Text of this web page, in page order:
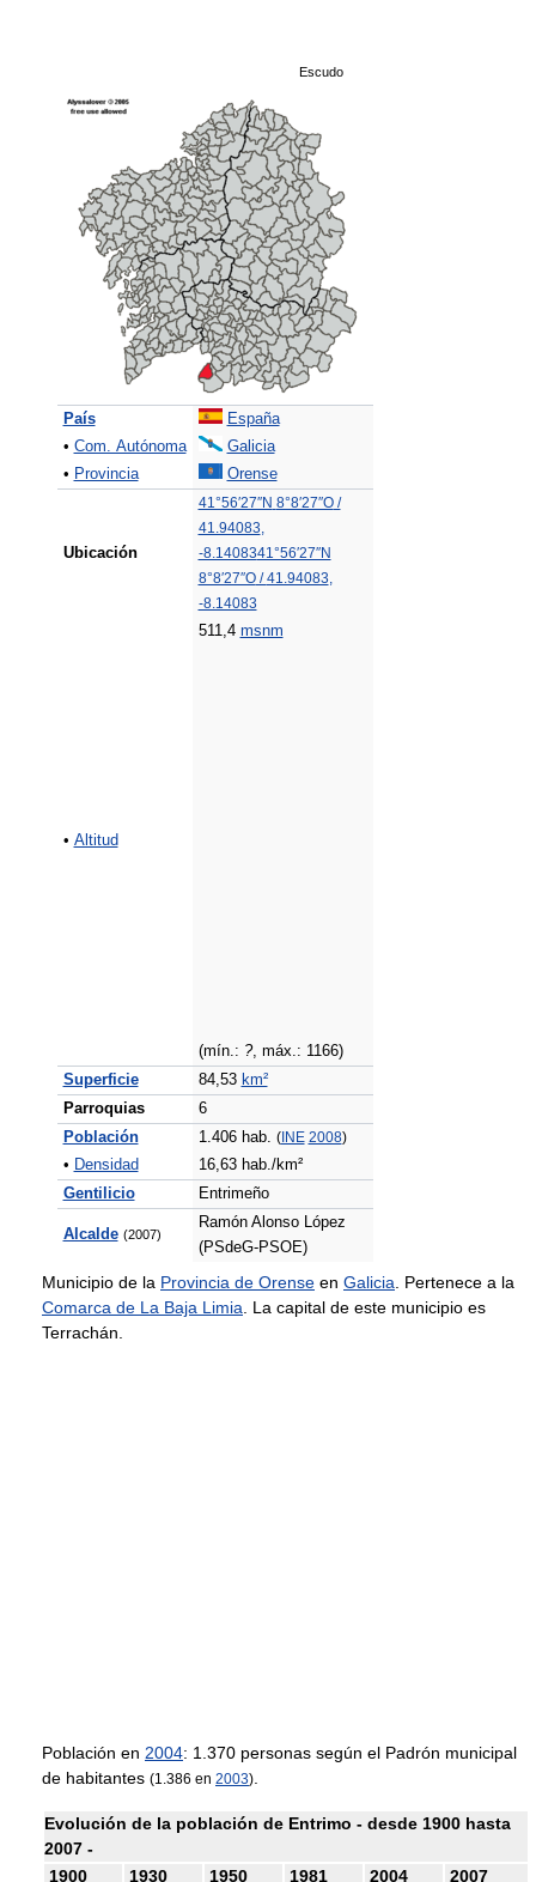
Escudo
País
España
• Com. Autónoma
Galicia
• Provincia Orense
Ubicación
41°56′27″N 8°8′27″O/
41.94083,
-8.1408341°56′27″N
8°8′27″O/41.94083,
-8.14083
• Altitud
511,4 msnm
(mín.: ?, máx.: 1166)
Superficie
84,53 km²
Parroquias
6
Población
1.406 hab. (INE 2008)
• Densidad
16,63 hab./km²
Gentilicio
Entrimeño
Alcalde (2007)
Ramón Alonso López
(PSdeG-PSOE)
Municipio de la Provincia de Orense en Galicia . Pertenece a la
Comarca de La Baja Limia . La capital de este municipio es
Terrachán.
Población en 2004: 1.370 personas según el Padrón municipal
de habitantes (1.386 en 2003)
Evolución de la población de Entrimo - desde 1900 hasta
2007 -
1900
1930 1950 1981 2004 2007